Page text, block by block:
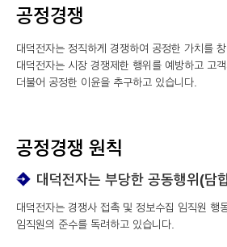
공정경쟁
대덕전자는 정직하게 경쟁하여 공정한 가치를 창
대덕전자는 시장 경쟁제한 행위를 예방하고 고
더불어 공정한 이윤을 추구하고 있습니다.
공정경쟁 원칙
대덕전자는 부당한 공동행위(담
대덕전자는 경쟁사 접촉 및 정보수집 임직원 행
임직원의 준수를 독려하고 있습니다.